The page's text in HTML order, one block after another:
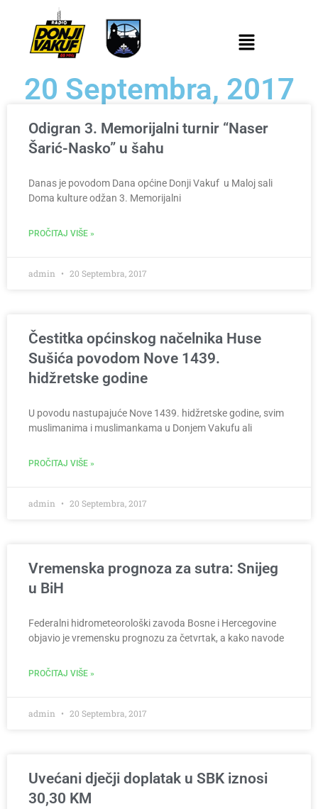
20 Septembra, 2017
Odigran 3. Memorijalni turnir “Naser
Šarić-Nasko” u šahu
Danas je povodom Dana općine Donji Vakuf u Maloj sali
Doma kulture odžan 3. Memorijalni
PROČITAJ VIŠE »
admin 20 Septembra, 2017
Čestitka općinskog načelnika Huse
Sušića povodom Nove 1439.
hidžretske godine
U povodu nastupajuće Nove 1439. hidžretske godine, svim
muslimanima i muslimankama u Donjem Vakufu ali
PROČITAJ VIŠE »
admin 20 Septembra, 2017
Vremenska prognoza za sutra: Snijeg
u BiH
Federalni hidrometeorološki zavoda Bosne i Hercegovine
objavio je vremensku prognozu za četvrtak, a kako navode
PROČITAJ VIŠE »
admin 20 Septembra, 2017
Uvećani dječji doplatak u SBK iznosi
30,30 KM